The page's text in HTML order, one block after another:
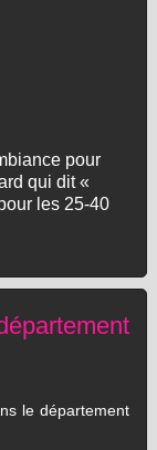
pour
qui dit «
les 25-40
le département